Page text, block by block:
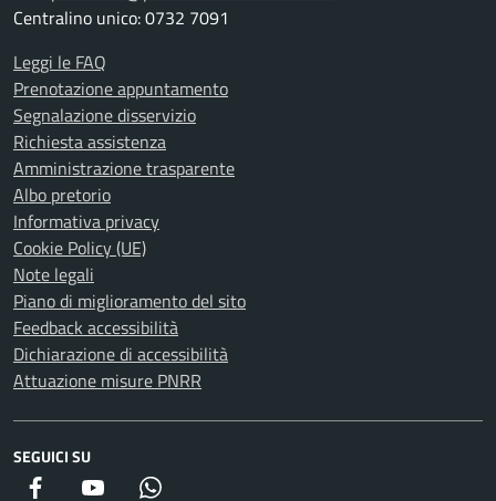
Centralino unico: 0732 7091
Leggi le FAQ
Prenotazione appuntamento
Segnalazione disservizio
Richiesta assistenza
Amministrazione trasparente
Albo pretorio
Informativa privacy
Cookie Policy (UE)
Note legali
Piano di miglioramento del sito
Feedback accessibilità
Dichiarazione di accessibilità
Attuazione misure PNRR
SEGUICI SU
Facebook YouTube